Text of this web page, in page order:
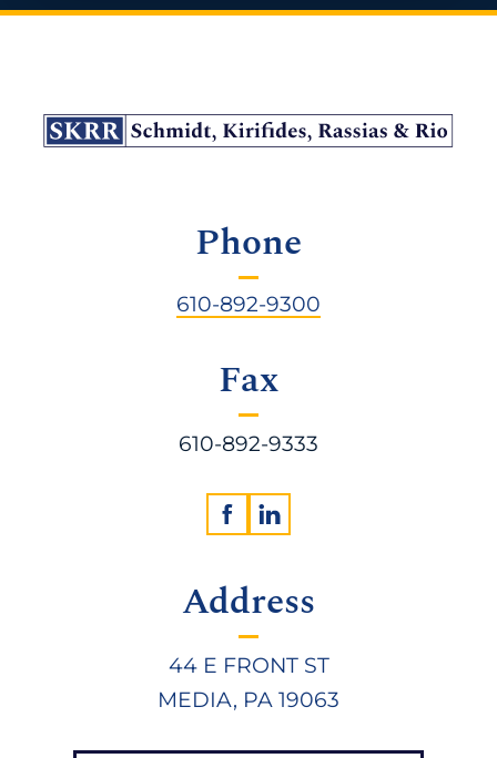
Address
44 E FRONT ST
MEDIA, PA 19063
Phone
610-892-9300
Fax
610-892-9333